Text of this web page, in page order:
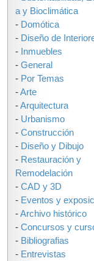
a y Bioclimática
- Domótica
- Diseño de
- Inmuebles
- General
- Por Temas
-Arte
-Arquitectura
- Urbanismo
- Construcción
- Diseño y Dibujo
- Restauración y
Remodelación
- CAD y 3D
- Eventos y
-Archivo histórico
- Concursos y
- Bibliografias
- Entrevistas